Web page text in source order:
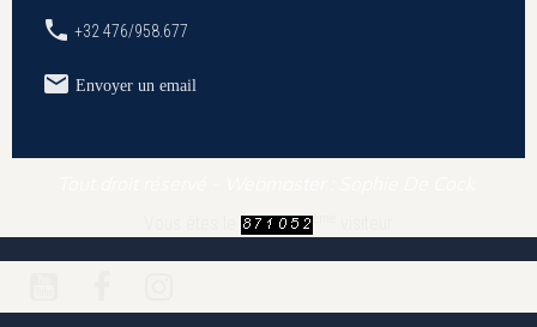
+32 476/958.677
Envoyer un email